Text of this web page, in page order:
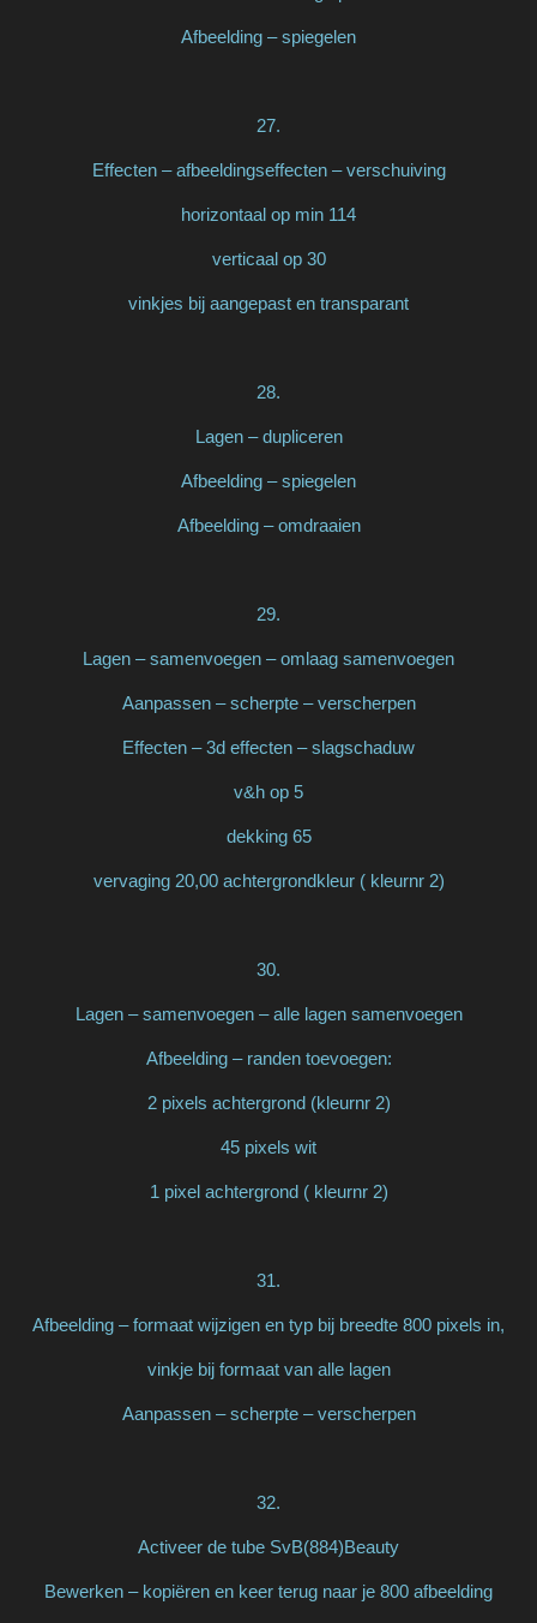
Afbeelding – spiegelen
27.
Effecten – afbeeldingseffecten – verschuiving
horizontaal op min 114
verticaal op 30
vinkjes bij aangepast en transparant
28.
Lagen – dupliceren
Afbeelding – spiegelen
Afbeelding – omdraaien
29.
Lagen – samenvoegen – omlaag samenvoegen
Aanpassen – scherpte – verscherpen
Effecten – 3d effecten – slagschaduw
v&h op 5
dekking 65
vervaging 20,00 achtergrondkleur ( kleurnr 2)
30.
Lagen – samenvoegen – alle lagen samenvoegen
Afbeelding – randen toevoegen:
2 pixels achtergrond (kleurnr 2)
45 pixels wit
1 pixel achtergrond ( kleurnr 2)
31.
Afbeelding – formaat wijzigen en typ bij breedte 800 pixels in,
vinkje bij formaat van alle lagen
Aanpassen – scherpte – verscherpen
32.
Activeer de tube SvB(884)Beauty
Bewerken – kopiëren en keer terug naar je 800 afbeelding